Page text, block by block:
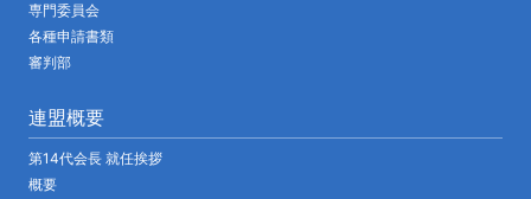
専門委員会
各種申請書類
審判部
連盟概要
第14代会長 就任挨拶
概要